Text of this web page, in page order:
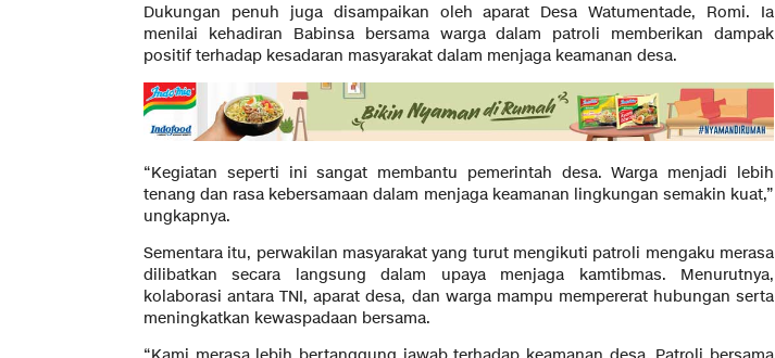
Dukungan penuh juga disampaikan oleh aparat Desa Watumentade, Romi. Ia
menilai kehadiran Babinsa bersama warga dalam patroli memberikan dampak
positif terhadap kesadaran masyarakat dalam menjaga keamanan desa.
“Kegiatan seperti ini sangat membantu pemerintah desa. Warga menjadi lebih
tenang dan rasa kebersamaan dalam menjaga keamanan lingkungan semakin kuat,”
ungkapnya.
Sementara itu, perwakilan masyarakat yang turut mengikuti patroli mengaku merasa
dilibatkan secara langsung dalam upaya menjaga kamtibmas. Menurutnya,
kolaborasi antara TNI, aparat desa, dan warga mampu mempererat hubungan serta
meningkatkan kewaspadaan bersama.